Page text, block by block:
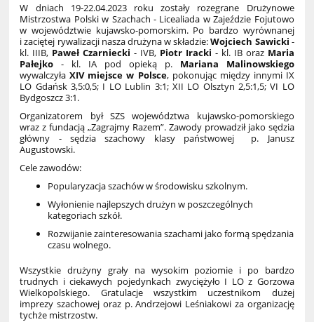
W dniach 19-22.04.2023 roku zostały rozegrane Drużynowe
Mistrzostwa Polski w Szachach - Licealiada w Zajeździe Fojutowo
w województwie kujawsko-pomorskim. Po bardzo wyrównanej
i zaciętej rywalizacji nasza drużyna w składzie:Wojciech Sawicki -
kl. IIIB, Paweł Czarniecki- IVB, Piotr Iracki - kl. IB oraz Maria
Pałejko- kl. IA pod opieką p. Mariana Malinowskiego
wywalczyłaXIV miejsce w Polsce, pokonując między innymi IX
LO Gdańsk 3,5:0,5; I LO Lublin 3:1; XII LO Olsztyn 2,5:1,5; VI LO
Bydgoszcz 3:1.
Organizatorem był SZS województwa kujawsko-pomorskiego
wraz z fundacją „Zagrajmy Razem”. Zawody prowadził jako sędzia
główny - sędzia szachowy klasy państwowej p. Janusz
Augustowski.
Cele zawodów:
Popularyzacja szachów w środowisku szkolnym.
Wyłonienie najlepszych drużyn w poszczególnych
kategoriach szkół.
Rozwijanie zainteresowania szachami jako formą spędzania
czasu wolnego.
Wszystkie drużyny grały na wysokim poziomie i po bardzo
trudnych i ciekawych pojedynkach zwyciężyło I LO z Gorzowa
Wielkopolskiego. Gratulacje wszystkim uczestnikom dużej
imprezy szachowej oraz p. Andrzejowi Leśniakowi za organizację
tychże mistrzostw.